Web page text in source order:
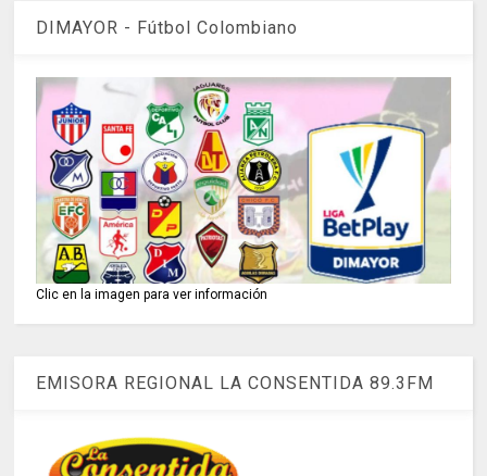
DIMAYOR - Fútbol Colombiano
Clic en la imagen para ver información
EMISORA REGIONAL LA CONSENTIDA 89.3FM